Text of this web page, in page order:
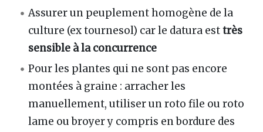
Assurer un peuplement homogène de la
culture (ex tournesol) car le datura esttrès
sensible à la concurrence
Pour les plantes qui ne sont pas encore
montées à graine : arracher les
manuellement, utiliser un roto file ou roto
lame ou broyer y compris en bordure des